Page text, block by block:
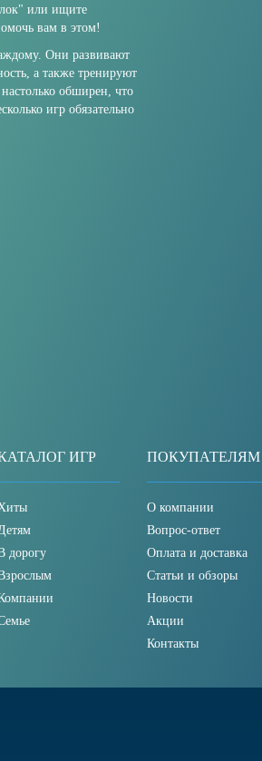
или ищите
вам в этом!
Они развивают
а также тренируют
обширен, что
игр обязательно
ИГР
дорогу
ПОКУПАТЕЛЯМ
О компании
Вопрос-ответ
Оплата и доставка
Статьи и обзоры
Новости
Акции
Контакты